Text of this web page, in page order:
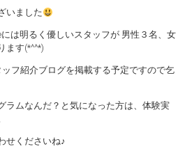
いました
は明るく優しいスタッフが 男性３名、女
ます(*^^*)
フ紹介ブログを掲載する予定ですので乞
ラムなんだ？と気になった方は、体験実
せくださいね♪